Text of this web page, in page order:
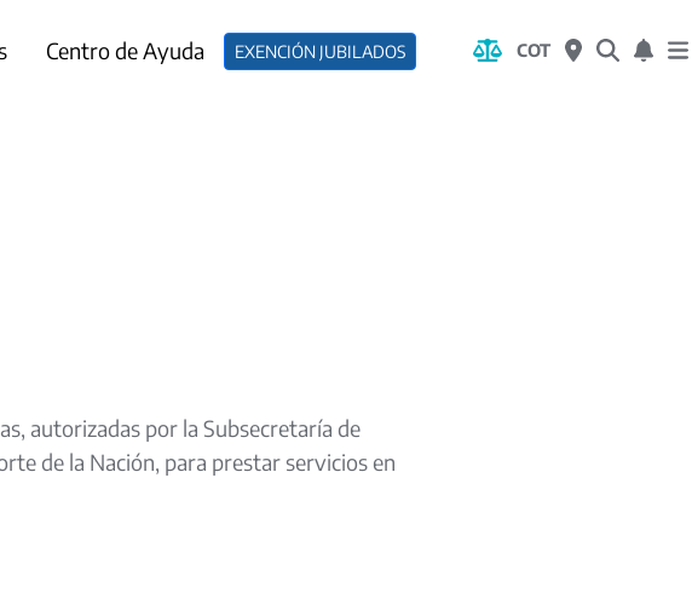
Centro de Ayuda EXENCIÓN JUBILADOS COT
autorizadas por la Subsecretaría de
de la Nación, para prestar servicios en